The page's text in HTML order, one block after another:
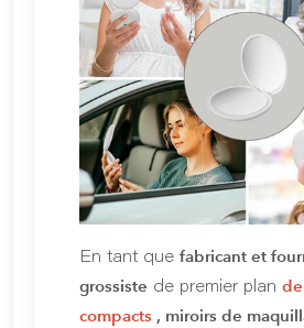
En tant que fabricant et
grossiste de premier plan
compacts , miroirs de